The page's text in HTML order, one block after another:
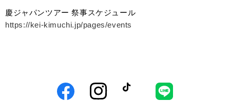
慶ジャパンツアー 祭事スケジュール
https://kei-kimuchi.jp/pages/events
FacebookInstagram LINE